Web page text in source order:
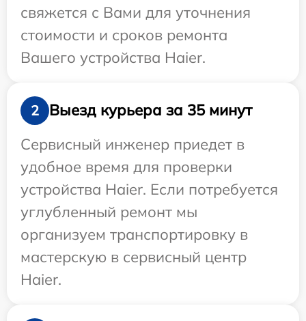
свяжется с Вами для уточнения
стоимости и сроков ремонта
Вашего устройства Haier.
2
Выезд курьера за 35 минут
Сервисный инженер приедет в
удобное время для проверки
устройства Haier. Если потребуется
углубленный ремонт мы
организуем транспортировку в
мастерскую в сервисный центр
Haier.